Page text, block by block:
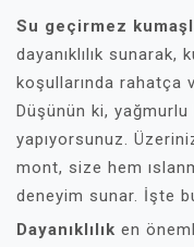
Su geçirmez
dayanıklılık sunarak,
koşullarında rahatça
Düşünün ki, yağmurlu
yapıyorsunuz.
mont, size hem
deneyim sunar. İşte
Dayanıklılık en